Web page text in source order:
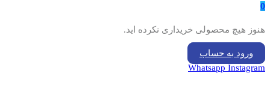
0
هنوز هیچ محصولی خریداری نکرده اید.
ورود به حساب
Whatsapp Instagram